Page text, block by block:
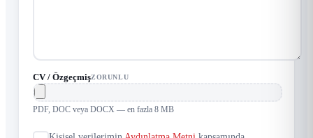
CV / ÖzgeçmişZORUNLU
PDF, DOC veya DOCX — en fazla 8 MB